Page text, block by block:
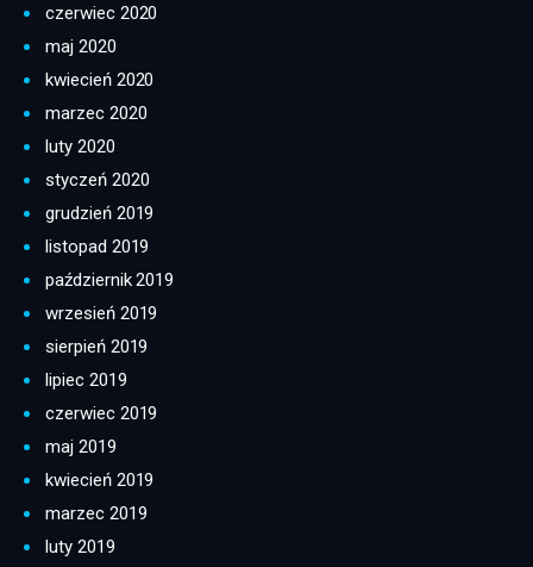
czerwiec 2020
maj 2020
kwiecień 2020
marzec 2020
luty 2020
styczeń 2020
grudzień 2019
listopad 2019
październik 2019
wrzesień 2019
sierpień 2019
lipiec 2019
czerwiec 2019
maj 2019
kwiecień 2019
marzec 2019
luty 2019